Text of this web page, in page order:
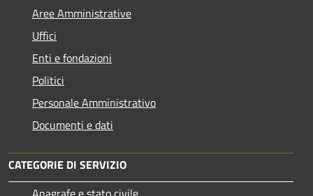
Aree Amministrative
Uffici
Enti e fondazioni
Politici
Personale Amministrativo
Documenti e dati
CATEGORIE DI SERVIZIO